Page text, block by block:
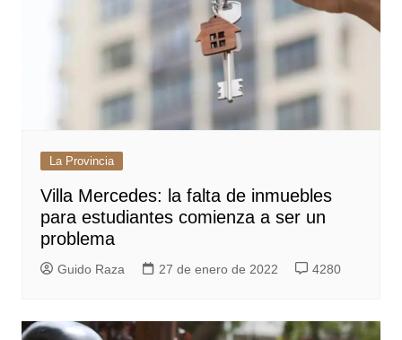
La Provincia
Villa Mercedes: la falta de inmuebles
para estudiantes comienza a ser un
problema
Guido Raza 27 de enero de 2022 4280